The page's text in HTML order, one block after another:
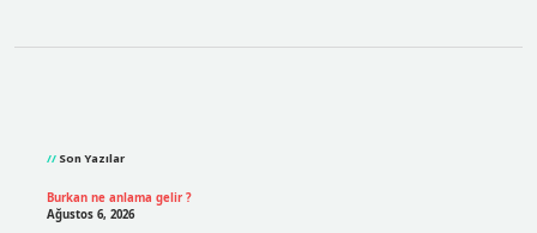
Son Yazılar
Burkan ne anlama gelir ?
Ağustos 6, 2026